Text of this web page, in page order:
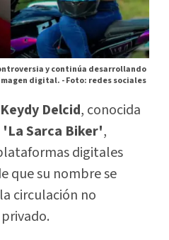
y continúa desarrollando
digital. -Foto: redes sociales
Keydy Delcid, conocida
'La Sarca Biker',
digitales
que su nombre se
circulación no